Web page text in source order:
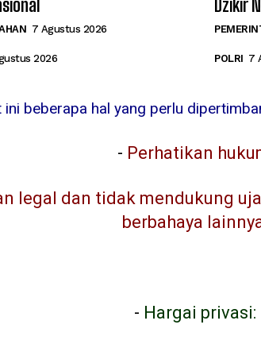
7 Agustus 2026
2026
Dzikir
POLRI 7
ini beberapa hal yang perlu
- Perhatikan
legal dan tidak mendukung
berbahaya
- Hargai privasi: